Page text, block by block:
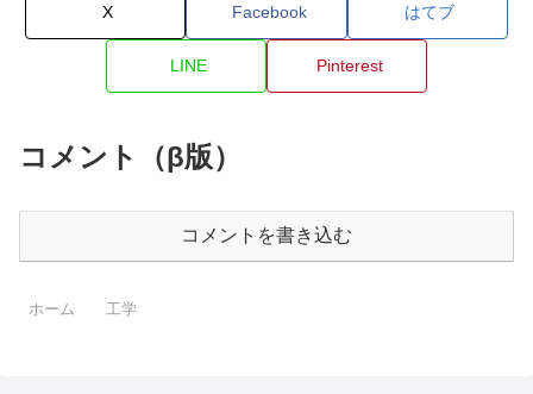
X Facebook はてブ
LINE Pinterest
コメント（β版）
コメントを書き込む
ホーム 工学